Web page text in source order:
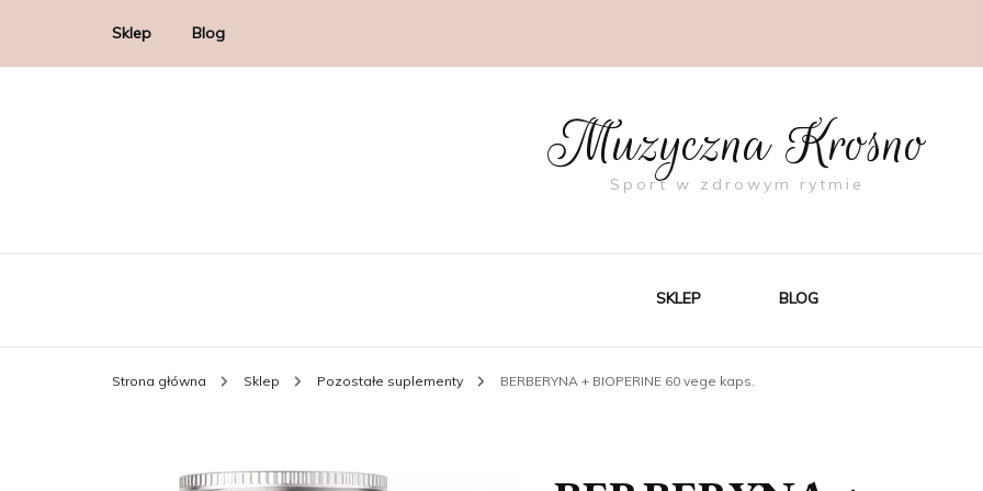
Sklep Blog
Muzyczna Krosno
Sport w zdrowym rytmie
SKLEP BLOG
Strona główna Sklep Pozostałe suplementy BERBERYNA + BIOPERINE 60 vege kaps.